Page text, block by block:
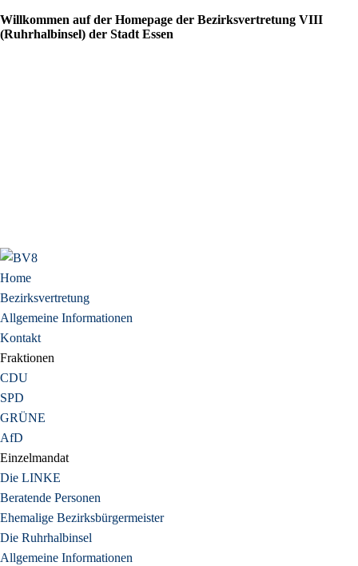
Willkommen auf der Homepage der Bezirksvertretung VIII
(Ruhrhalbinsel) der Stadt Essen
Home
Bezirksvertretung
Allgemeine Informationen
Kontakt
Fraktionen
CDU
SPD
GRÜNE
AfD
Einzelmandat
Die LINKE
Beratende Personen
Ehemalige Bezirksbürgermeister
Die Ruhrhalbinsel
Allgemeine Informationen
Jahr